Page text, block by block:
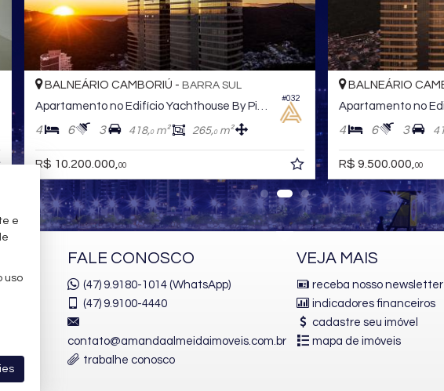
BARRA SUL
Apartamento no Edifício Yachthouse By Pininfarina
265, m²
BALNEÁRIO CAMBORIÚ - BARRA SUL
Apartamento no Edifício Yachthouse By Pininfarina
4 6 3 265, m²
FALE CONOSCO
(47) 9.9180-1014 (WhatsApp)
(47)9.9100-4440
contato@amandaalmeidaimoveis.com.br
trabalhe conosco
VEJA MAIS
receba nosso newsletter
indicadores financeiros
cadastre seu imóvel
mapa de imóveis
e
uso